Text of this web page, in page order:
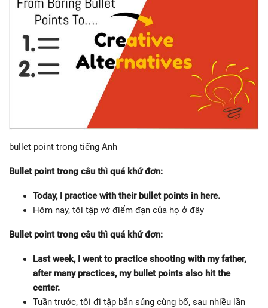
bullet point trong tiếng Anh
Bullet point trong câu thì quá khứ đơn:
Today, I practice with their bullet points in here.
Hôm nay, tôi tập vớ điểm đạn của họ ở đây
Bullet point trong câu thì quá khứ đơn:
Last week, I went to practice shooting with my father,
after many practices, my bullet points also hit the
center.
Tuần trước, tôi đi tập bắn súng cùng bố, sau nhiều lần